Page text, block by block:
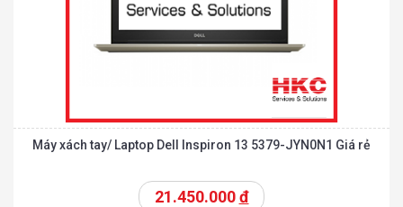
Máy xách tay/ Laptop Dell Inspiron 13 5379-JYN0N1 Giá rẻ
21.450.000đ